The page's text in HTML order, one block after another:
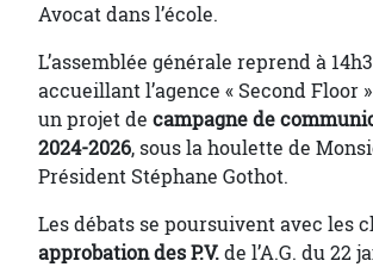
Avocat dans l’école.
L’assemblée générale reprend à
accueillant l’agence « Second Floor
un projet de campagne de
2024-2026, sous la houlette de
Président Stéphane Gothot.
Les débats se poursuivent avec les
approbation des P.V.de l’A.G. du 22